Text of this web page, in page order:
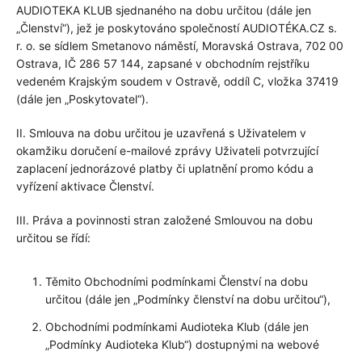
AUDIOTEKA KLUB sjednaného na dobu určitou (dále jen
„Členství“), jež je poskytováno společností AUDIOTÉKA.CZ s.
r. o. se sídlem Smetanovo náměstí, Moravská Ostrava, 702 00
Ostrava, IČ 286 57 144, zapsané v obchodním rejstříku
vedeném Krajským soudem v Ostravě, oddíl C, vložka 37419
(dále jen „Poskytovatel“).
II. Smlouva na dobu určitou je uzavřená s Uživatelem v
okamžiku doručení e-mailové zprávy Uživateli potvrzující
zaplacení jednorázové platby či uplatnění promo kódu a
vyřízení aktivace Členství.
III. Práva a povinnosti stran založené Smlouvou na dobu
určitou se řídí:
Těmito Obchodními podmínkami Členství na dobu
určitou (dále jen „Podmínky členství na dobu určitou“),
Obchodními podmínkami Audioteka Klub (dále jen
„Podmínky Audioteka Klub“) dostupnými na webové